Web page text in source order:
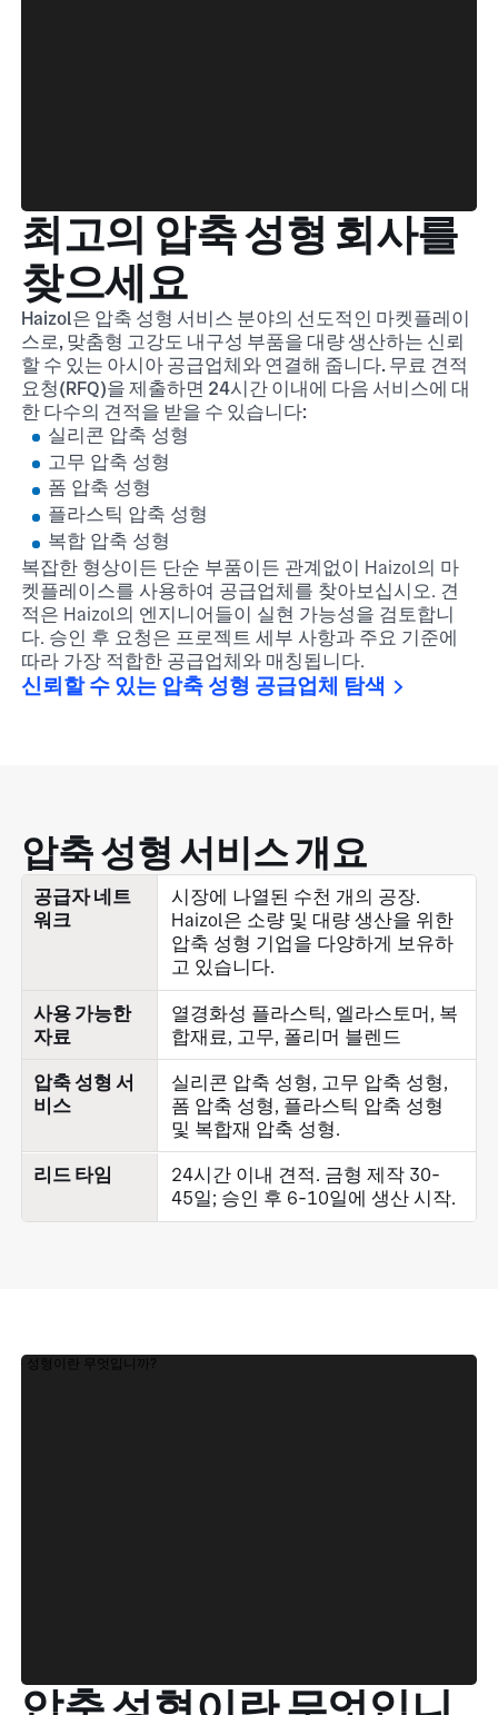
최고의 압축 성형 회사를
찾으세요
Haizol은 압축 성형 서비스 분야의 선도적인 마켓플레이
스로, 맞춤형 고강도 내구성 부품을 대량 생산하는 신뢰
할 수 있는 아시아 공급업체와 연결해 줍니다. 무료 견적
요청(RFQ)을 제출하면 24시간 이내에 다음 서비스에 대
한 다수의 견적을 받을 수 있습니다:
실리콘 압축 성형
고무 압축 성형
폼 압축 성형
플라스틱 압축 성형
복합 압축 성형
복잡한 형상이든 단순 부품이든 관계없이 Haizol의 마
켓플레이스를 사용하여 공급업체를 찾아보십시오. 견
적은 Haizol의 엔지니어들이 실현 가능성을 검토합니
다. 승인 후 요청은 프로젝트 세부 사항과 주요 기준에
따라 가장 적합한 공급업체와 매칭됩니다.
신뢰할 수 있는 압축 성형 공급업체 탐색
압축 성형 서비스 개요
공급자 네트
워크
시장에 나열된 수천 개의 공장.
Haizol은 소량 및 대량 생산을 위한
압축 성형 기업을 다양하게 보유하
고 있습니다.
사용 가능한
자료
열경화성 플라스틱, 엘라스토머, 복
합재료, 고무, 폴리머 블렌드
압축 성형 서
비스
실리콘 압축 성형, 고무 압축 성형,
폼 압축 성형, 플라스틱 압축 성형
및 복합재 압축 성형.
리드 타임
24시간 이내 견적. 금형 제작 30-
45일; 승인 후 6-10일에 생산 시작.